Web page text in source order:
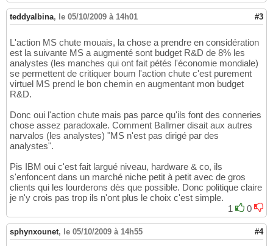
teddyalbina, le 05/10/2009 à 14h01 #3
L'action MS chute mouais, la chose a prendre en considération
est la suivante MS a augmenté sont budget R&D de 8% les
analystes (les manches qui ont fait pétés l'économie mondiale)
se permettent de critiquer boum l'action chute c'est purement
virtuel MS prend le bon chemin en augmentant mon budget
R&D.
Donc oui l'action chute mais pas parce qu'ils font des conneries
chose assez paradoxale. Comment Ballmer disait aux autres
narvalos (les analystes) "MS n'est pas dirigé par des
analystes".
Pis IBM oui c'est fait largué niveau, hardware & co, ils
s'enfoncent dans un marché niche petit à petit avec de gros
clients qui les lourderons dès que possible. Donc politique claire
je n'y crois pas trop ils n'ont plus le choix c'est simple.
1
0
sphynxounet, le 05/10/2009 à 14h55 #4